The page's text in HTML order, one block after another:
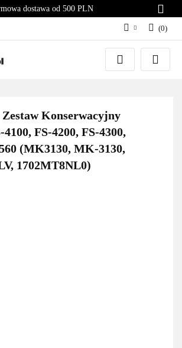
dostawa od 500 PLN
Zaloguj się
Załóż konto
(0)
Konserwacyjny
FS-4200, FS-4300,
(MK3130, MK-3130,
1702MT8NL0)